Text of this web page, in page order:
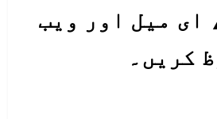
ای میل اور ویب
کریں۔